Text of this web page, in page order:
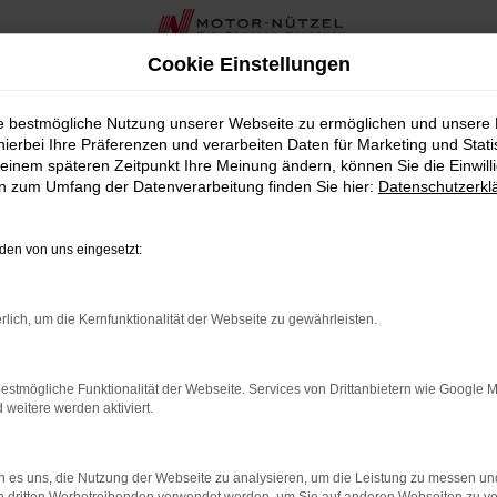
bei Motor-Nützel
sind, das Leistung, Stil und Komfort perfekt vereint,
in der Nähe von Fulda und bieten Ihnen eine
exzellente Fahrdynamik und elegantes Design. Bei
eine persönliche und umfassende Beratung unseres
wir Ihnen in der Nähe von Fulda zahlreiche
aus einer Hand. Unser Ziel ist es, Ihnen nicht nur beim
Touran von VW die perfekte Wahl für Fulda ist. Lassen Sie
Cookie Einstellungen
bestmögliche Nutzung unserer Webseite zu ermöglichen und unsere
Ihre Präferenzen und verarbeiten Daten für Marketing und
späteren Zeitpunkt Ihre Meinung ändern, können Sie die
zum Umfang der Datenverarbeitung finden Sie hier:
von uns eingesetzt:
um die Kernfunktionalität der Webseite zu gewährleisten.
Funktionalität der Webseite. Services von Drittanbietern wie Google
weitere werden aktiviert.
es uns, die Nutzung der Webseite zu analysieren, um die Leistung zu messen